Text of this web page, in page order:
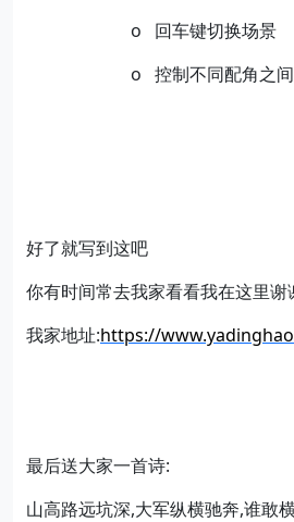
o 回车键切换场景
o 控制不同配角之
好了就写到这吧
你有时间常去我家看看我在这里谢
我家地址:https://
最后送大家一首诗:
山高路远坑深,大军纵横驰奔,谁敢